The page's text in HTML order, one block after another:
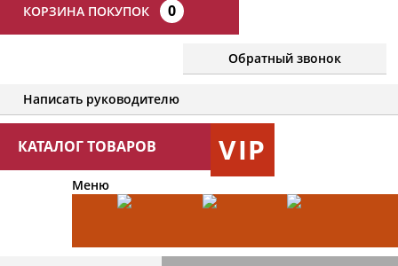
КОРЗИНА ПОКУПОК 0
Обратный звонок
Написать руководителю
КАТАЛОГ ТОВАРОВ VIP
Меню